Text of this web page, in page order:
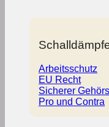
Arbeitsschutz
EU Recht
Sicherer
Pro und Contra